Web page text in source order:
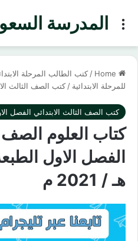
المدرسةMenu
/ كتب الطالب المرحلة
للمرحلة الابتدائية / كتب الصف الثالث
كتب الصف الثالث الابتدائي الفصل
كتاب العلوم الصف
هـ / 2021 م